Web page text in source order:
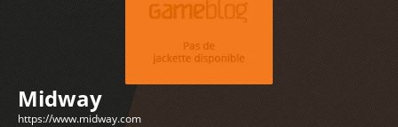
Midway
https://www.midway.com